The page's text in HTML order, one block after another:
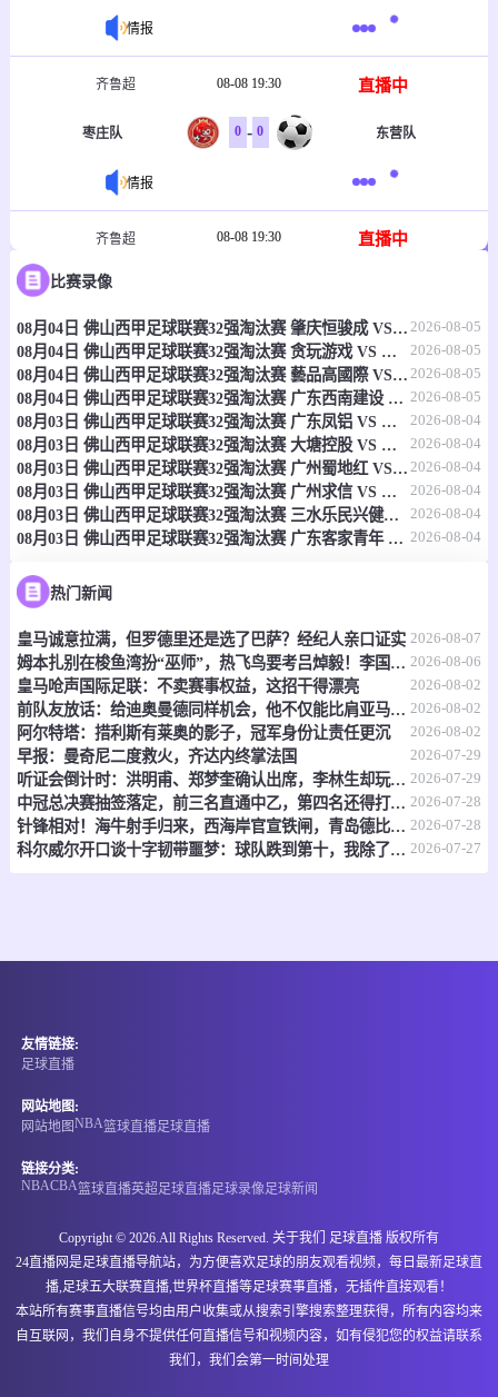
情报
齐鲁超 08-08 19:30 直播中
枣庄队 0 - 0 东营队
情报
齐鲁超 08-08 19:30 直播中
菏泽队
情报
桂超 08-08 19:30 直播中
融水昊宇 0 - 0 广西平果辉荣
情报
桂超 08-08 19:30 直播中
北海合浦金风科技
情报
丹麦乙 08-08 19:30 直播中
VSK奥胡斯 0 - 0 阿玛盖尔
情报
江苏联 08-08 19:30 直播中
情报
中超 08-08 19:35 直播中
0 - 0
比赛录像
08月04日 佛山西甲足球联赛32强淘汰赛 肇庆恒骏成 VS 三七互娱 全场录像 2026-08-05
08月04日 佛山西甲足球联赛32强淘汰赛 贪玩游戏 VS 美的薪火 全场录像 2026-08-05
08月04日 佛山西甲足球联赛32强淘汰赛 藝品高國際 VS 湛江狂狼·粵辉能源 全场录像 2026-08-05
08月04日 佛山西甲足球联赛32强淘汰赛 广东西南建设 VS 香港圣徒 全场录像 2026-08-05
08月03日 佛山西甲足球联赛32强淘汰赛 广东凤铝 VS 湛江八部科技 全场录像 2026-08-04
08月03日 佛山西甲足球联赛32强淘汰赛 大塘控股 VS 茂名市点都得 全场录像 2026-08-04
08月03日 佛山西甲足球联赛32强淘汰赛 广州蜀地红 VS 广州戴拿模 全场录像 2026-08-04
08月03日 佛山西甲足球联赛32强淘汰赛 广州求信 VS 顺德新青年 全场录像 2026-08-04
08月03日 佛山西甲足球联赛32强淘汰赛 三水乐民兴健力宝 VS 中国澳门澳科精英 全场录像 2026-08-04
08月03日 佛山西甲足球联赛32强淘汰赛 广东客家青年 VS 广州英华思力U17 全场录像 2026-08-04
热门新闻
皇马诚意拉满，但罗德里还是选了巴萨？经纪人亲口证实 2026-08-07
姆本扎别在梭鱼湾扮“巫师”，热飞鸟要考吕焯毅！李国旭想双杀，全场再唱莎啦啦 2026-08-06
皇马呛声国际足联：不卖赛事权益，这招干得漂亮 2026-08-02
前队友放话：给迪奥曼德同样机会，他不仅能比肩亚马尔，还能超越他？ 2026-08-02
阿尔特塔：措利斯有莱奥的影子，冠军身份让责任更沉 2026-08-02
早报：曼奇尼二度救火，齐达内终掌法国 2026-07-29
听证会倒计时：洪明甫、郑梦奎确认出席，李林生却玩起了“缺席”戏码 2026-07-29
中冠总决赛抽签落定，前三名直通中乙，第四名还得打附加赛 2026-07-28
针锋相对！海牛射手归来，西海岸官宣铁闸，青岛德比倒计时 2026-07-28
科尔威尔开口谈十字韧带噩梦：球队跌到第十，我除了干瞪眼什么也做不了 2026-07-27
友情链接:
足球直播
网站地图:
网站地图NBA篮球直播足球直播
链接分类:
NBACBA篮球直播英超 足球直播足球录像 足球新闻
Copyright © 2026.All Rights Reserved. 关于我们 足球直播 版权所有
24直播网是足球直播导航站，为方便喜欢足球的朋友观看视频，每日最新足球直
播,足球五大联赛直播,世界杯直播等足球赛事直播，无插件直接观看！
本站所有赛事直播信号均由用户收集或从搜索引擎搜索整理获得，所有内容均来
自互联网，我们自身不提供任何直播信号和视频内容，如有侵犯您的权益请联系
我们，我们会第一时间处理